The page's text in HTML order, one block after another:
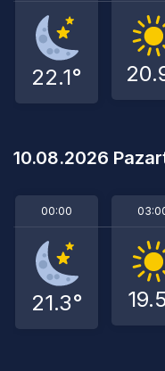
22.1°
10.08.2026
00:00
21.3°